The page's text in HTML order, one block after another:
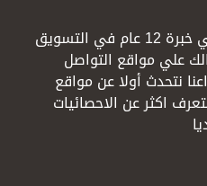
شركة خبراء التسويق الالكتروني خبرة 12 عام في التسويق
علي مواقع التواصل
نتحدث أولا عن مواقع
اكثر عن الاحصائيات